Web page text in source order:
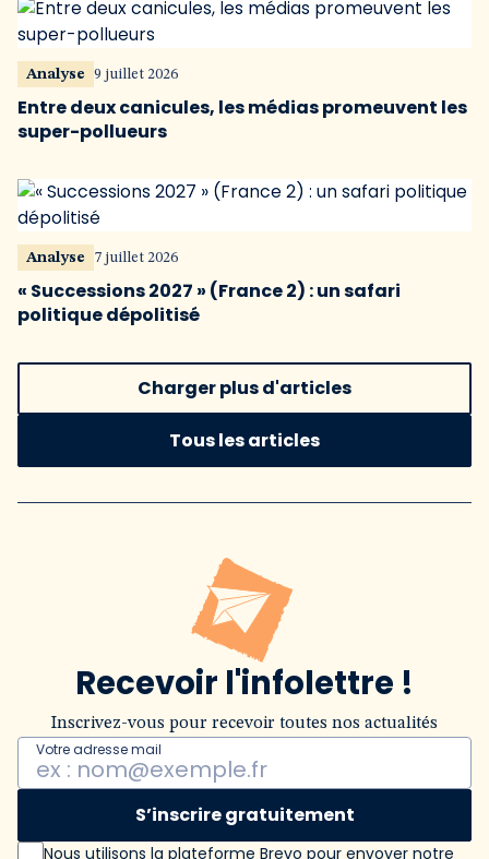
Analyse 9 juillet 2026
Entre deux canicules, les médias promeuvent les
super-pollueurs
Analyse 7 juillet 2026
« Successions 2027 » (France 2) : un safari
politique dépolitisé
Charger plus d'articles
Tous les articles
Recevoir l'infolettre !
Inscrivez-vous pour recevoir toutes nos actualités
Votre adresse mail
S’inscrire gratuitement
Nous utilisons la plateforme Brevo pour envoyer notre